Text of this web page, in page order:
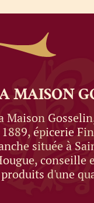
MAISON
Maison
1889, épicerie
située à
conseille
produits d'une